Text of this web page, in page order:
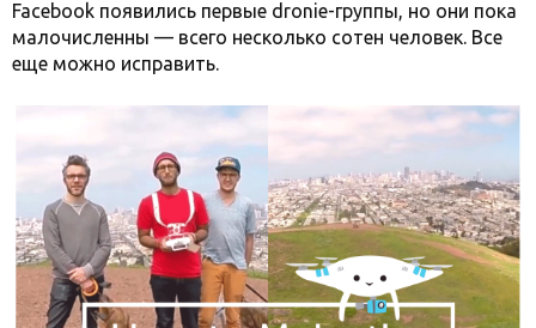
Facebook появились первые dronie-группы, но они пока
малочисленны — всего несколько сотен человек. Все
еще можно исправить.